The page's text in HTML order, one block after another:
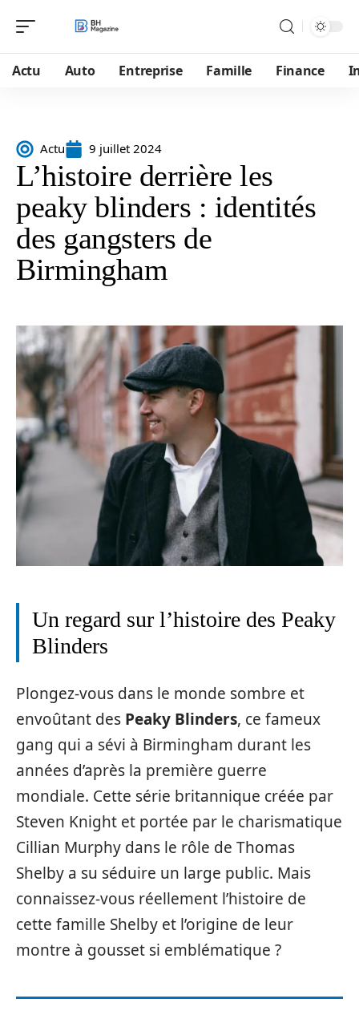
Actu Auto Entreprise Famille Finance
Actu 9 juillet 2024
L’histoire derrière les
peaky blinders : identités
des gangsters de
Birmingham
Un regard sur l’histoire des Peaky
Blinders
Plongez-vous dans le monde sombre et
envoûtant des Peaky Blinders, ce fameux
gang qui a sévi à Birmingham durant les
années d’après la première guerre
mondiale. Cette série britannique créée par
Steven Knight et portée par le charismatique
Cillian Murphy dans le rôle de Thomas
Shelby a su séduire un large public. Mais
connaissez-vous réellement l’histoire de
cette famille Shelby et l’origine de leur
montre à gousset si emblématique ?